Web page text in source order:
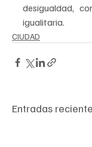
desigualdad,
igualitaria.
CIUDAD
Entradas